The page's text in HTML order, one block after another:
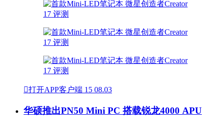
打开APP客户端 15 08.03
华硕推出PN50 Mini PC 搭载锐龙4000 APU